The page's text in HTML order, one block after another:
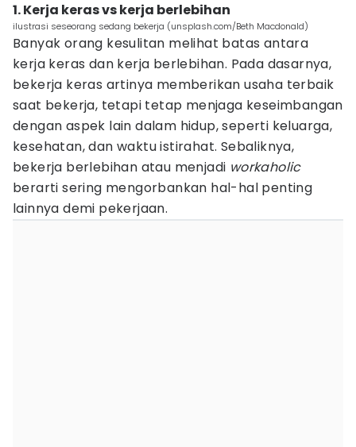
1. Kerja keras vs kerja berlebihan
ilustrasi seseorang sedang bekerja (unsplash.com/Beth Macdonald)
Banyak orang kesulitan melihat batas antara
kerja keras dan kerja berlebihan. Pada dasarnya,
bekerja keras artinya memberikan usaha terbaik
saat bekerja, tetapi tetap menjaga keseimbangan
dengan aspek lain dalam hidup, seperti keluarga,
kesehatan, dan waktu istirahat. Sebaliknya,
bekerja berlebihan atau menjadi workaholic
berarti sering mengorbankan hal-hal penting
lainnya demi pekerjaan.